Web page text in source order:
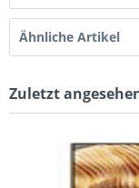
Ähnliche Artikel
Zuletzt